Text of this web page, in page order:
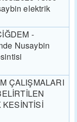
elektrik
-
Nusaybin
ÇALIŞMALARI
KESİNTİSİ